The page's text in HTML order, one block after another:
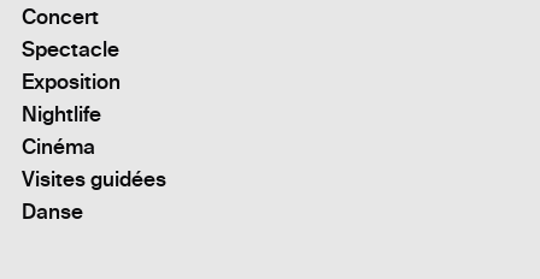
Concert
Spectacle
Exposition
Nightlife
Cinéma
Visites guidées
Danse